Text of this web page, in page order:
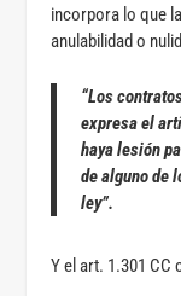
incorpora lo que
anulabilidad o
“Los
expresa el
haya lesión
de alguno de
ley”.
Y el art. 1.301 CC